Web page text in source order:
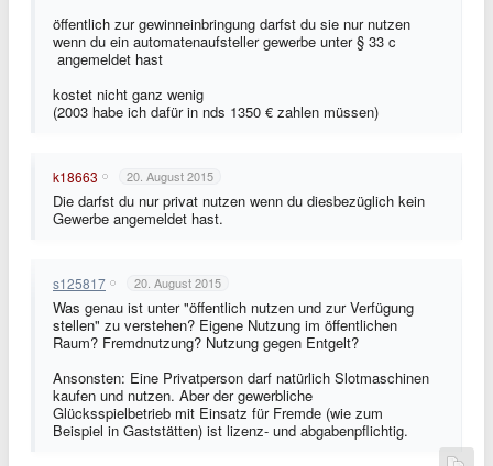
öffentlich zur gewinneinbringung darfst du sie nur nutzen
wenn du ein automatenaufsteller gewerbe unter § 33 c
angemeldet hast
kostet nicht ganz wenig
(2003 habe ich dafür in nds 1350 € zahlen müssen)
k18663 20. August 2015
Die darfst du nur privat nutzen wenn du diesbezüglich kein
Gewerbe angemeldet hast.
s125817 20. August 2015
Was genau ist unter "öffentlich nutzen und zur Verfügung
stellen" zu verstehen? Eigene Nutzung im öffentlichen
Raum? Fremdnutzung? Nutzung gegen Entgelt?
Ansonsten: Eine Privatperson darf natürlich Slotmaschinen
kaufen und nutzen. Aber der gewerbliche
Glücksspielbetrieb mit Einsatz für Fremde (wie zum
Beispiel in Gaststätten) ist lizenz- und abgabenpflichtig.